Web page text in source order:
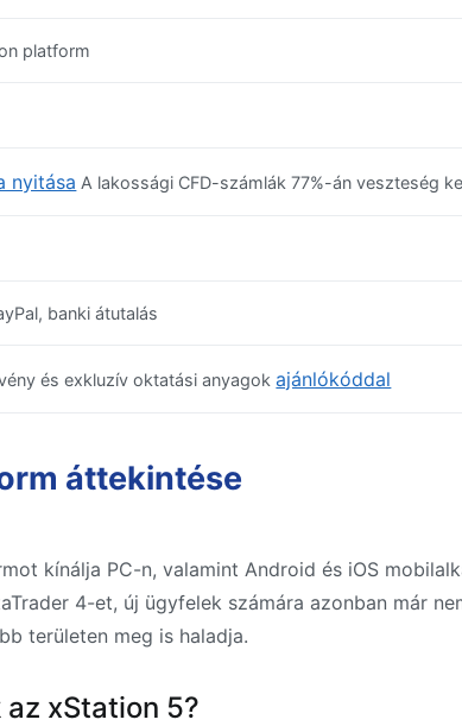
platform
nyitása A lakossági CFD-számlák 77%-án veszteség
banki átutalás
és exkluzív oktatási anyagokajánlókóddal
áttekintése
kínálja PC-n, valamint Android és iOS
4-et, új ügyfelek számára azonban már
területen meg is haladja.
xStation 5?